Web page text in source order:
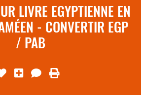
LIVRE EGYPTIENNE EN
- CONVERTIR EGP
/ PAB